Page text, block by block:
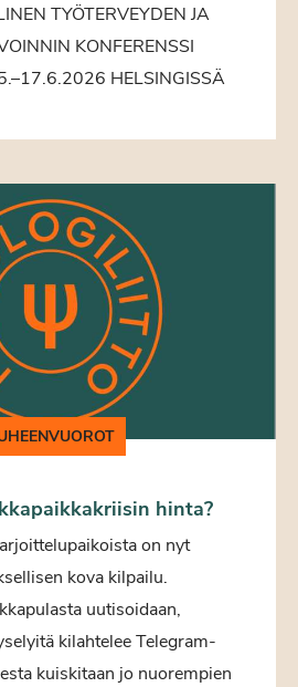
TYÖTERVEYDEN JA
KONFERENSSI
HELSINGISSÄ
hinta?
on nyt
kova kilpailu.
uutisoidaan,
kilahtelee Telegram-
kuiskitaan jo nuorempien